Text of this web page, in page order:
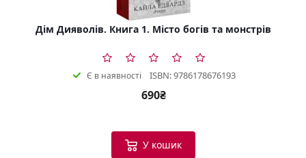
Дім Дияволів. Книга 1. Місто богів та монстрів
Є в наявності ISBN: 9786178676193
690₴
У кошик